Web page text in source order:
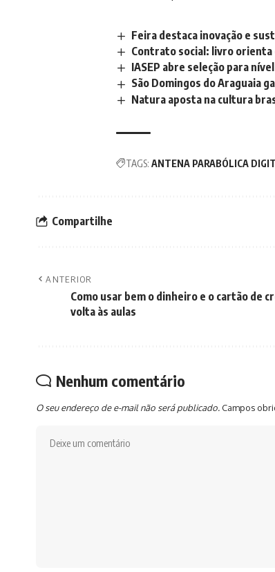
Feira destaca inovação e
Contrato social: livro
IASEP abre seleção para
São Domingos do Araguaia
Natura aposta na cultura
TAGS: ANTENA PARABÓLICA
Compartilhe
ANTERIOR
Como usar bem o dinheiro e o cartão de
volta às aulas
Nenhum comentário
O seu endereço de e-mail não será publicado. Campos